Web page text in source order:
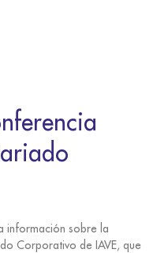
información sobre la
Corporativo de IAVE, que